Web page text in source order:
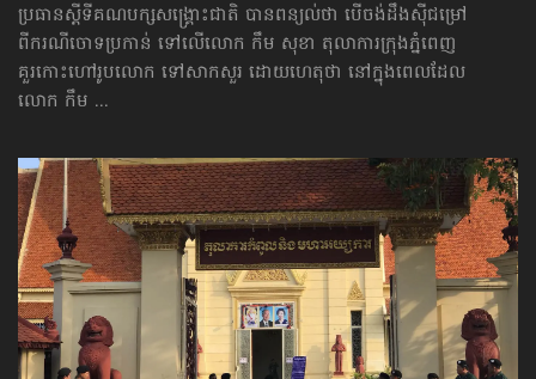
ប្រធាន​ស្ដីទី​គណបក្ស​សង្គ្រោះជាតិ បានពន្យល់ថា បើចង់ដឹងស៊ីជម្រៅ
ពីករណី​ចោទប្រកាន់ ទៅលើលោក កឹម សុខា តុលាការក្រុងភ្នំពេញ
គួរកោះហៅរូបលោក ទៅសាកសួរ ដោយហេតុថា នៅក្នុងពេលដែល
លោក កឹម ...